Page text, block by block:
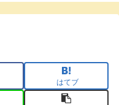
はてブ